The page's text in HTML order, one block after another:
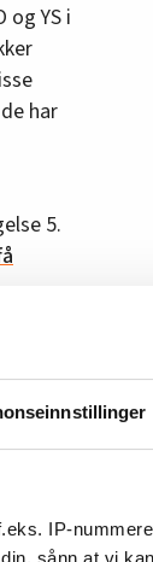
IP-
sånn at vi
YS i
har
5.